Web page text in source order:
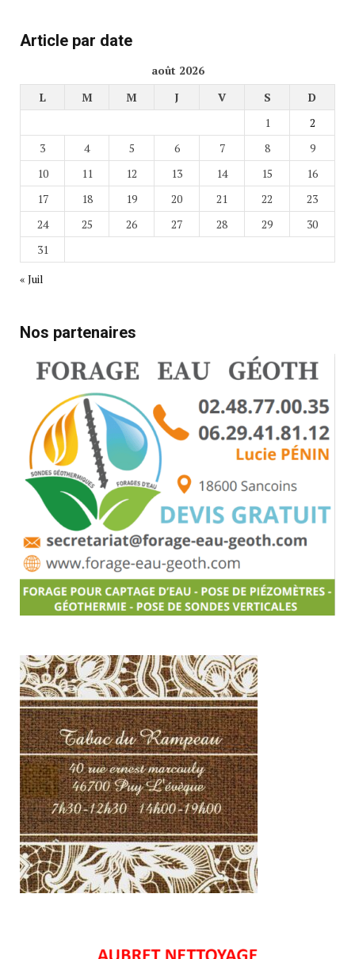
Article par date
août 2026
L
M M J V S
D
1
2
3
4 5 6 7 8
9
10
11 12 13 14 15
16
17
18 19 20 21 22
23
24
25 26 27 28 29
30
31
« Juil
Nos partenaires